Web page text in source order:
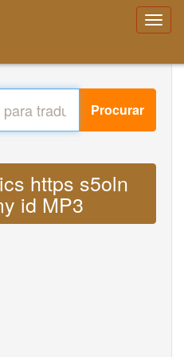
Procurar
https s5oln
id MP3